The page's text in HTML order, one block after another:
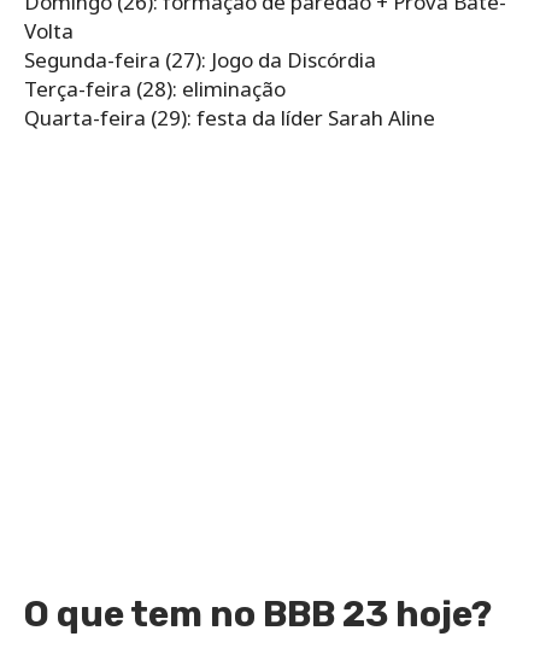
Volta
Segunda-feira (27): Jogo da Discórdia
Terça-feira (28): eliminação
Quarta-feira (29): festa da líder Sarah Aline
O que tem no BBB 23 hoje?